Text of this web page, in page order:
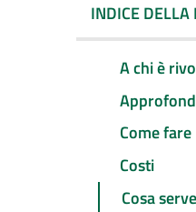
INDICE DELLA
A chi è
Come fare
Costi
Cosa serve